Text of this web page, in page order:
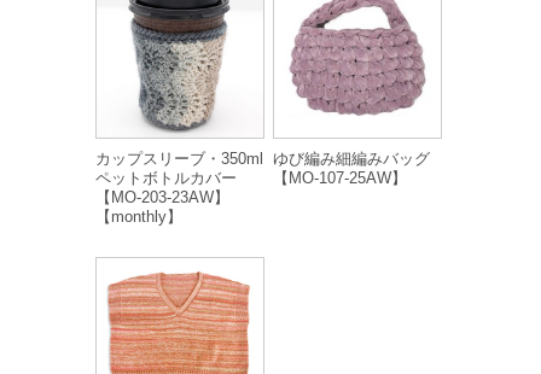
カップスリーブ・350ml
ペットボトルカバー
【MO-203-23AW】
【monthly】
ゆび編み細編みバッグ
【MO-107-25AW】